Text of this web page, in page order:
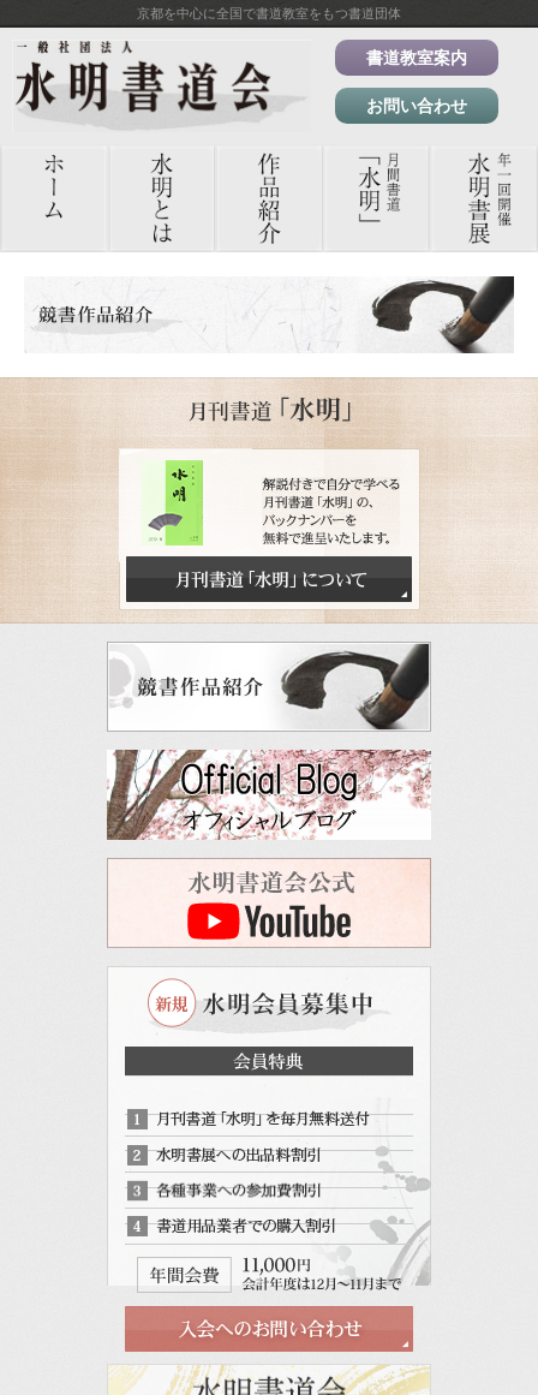
京都を中心に全国で書道教室をもつ書道団体
書道教室案内
お問い合わせ